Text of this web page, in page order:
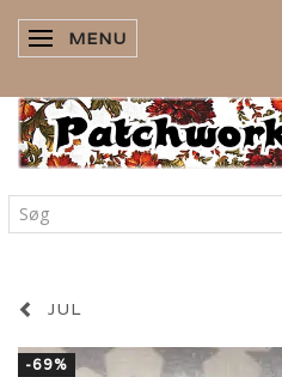
SKIFTE NAVIGATION
MENU
JUL
-69%